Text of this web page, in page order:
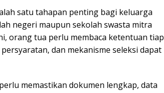
satu tahapan penting bagi keluarga
negeri maupun sekolah swasta mitra
orang tua perlu membaca ketentuan tiap
dan mekanisme seleksi dapat
memastikan dokumen lengkap, data